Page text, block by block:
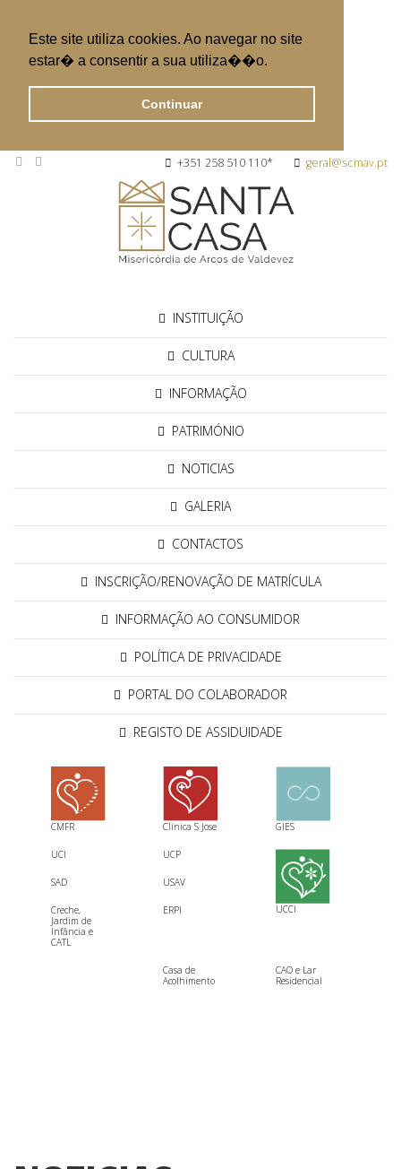
Este site utiliza cookies. Ao navegar no site
estar� a consentir a sua utiliza��o.
Continuar
+351 258 510 110* geral@scmav.pt
INSTITUIÇÃO
CULTURA
INFORMAÇÃO
PATRIMÓNIO
NOTICIAS
GALERIA
CONTACTOS
INSCRIÇÃO/RENOVAÇÃO DE MATRÍCULA
INFORMAÇÃO AO CONSUMIDOR
POLÍTICA DE PRIVACIDADE
PORTAL DO COLABORADOR
REGISTO DE ASSIDUIDADE
GIES
Clínica S Jose
CMFR
UCCI
UCP
UCI
USAV
SAD
ERPI
Creche,
Jardim de
Infância e
CATL
CAO e Lar
Residencial
Casa de
Acolhimento